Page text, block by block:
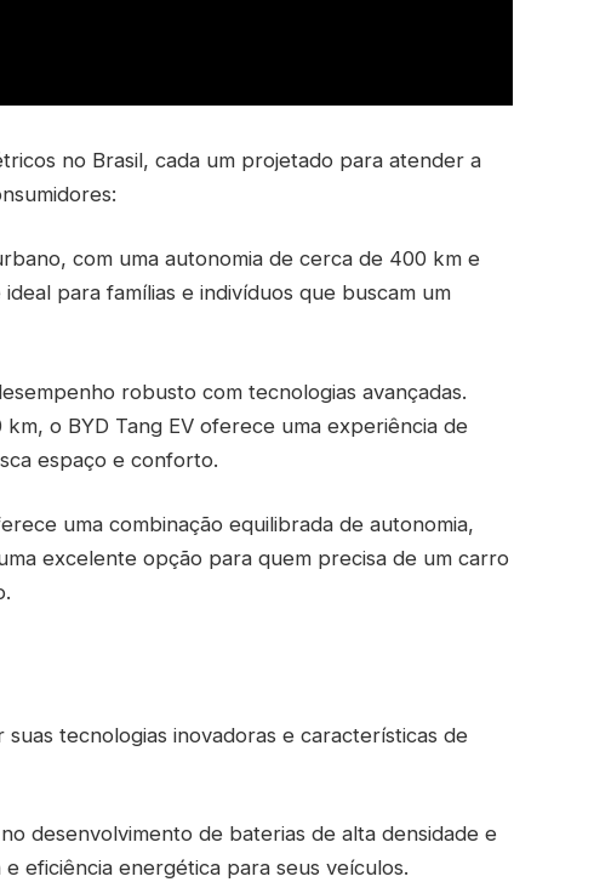
no Brasil, cada um projetado para atender a
com uma autonomia de cerca de 400 km e
para famílias e indivíduos que buscam um
robusto com tecnologias avançadas.
o BYD Tang EV oferece uma experiência de
espaço e conforto.
uma combinação equilibrada de autonomia,
excelente opção para quem precisa de um carro
tecnologias inovadoras e características de
desenvolvimento de baterias de alta densidade e
eficiência energética para seus veículos.